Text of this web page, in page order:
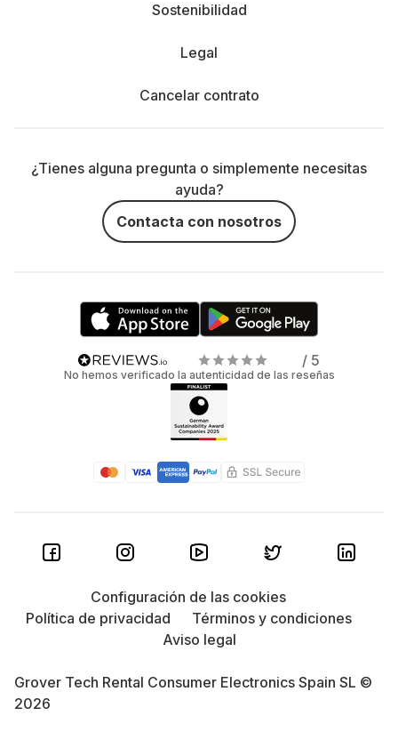
Sostenibilidad
Legal
Cancelar contrato
¿Tienes alguna pregunta o simplemente necesitas
ayuda?
Contacta con nosotros
/ 5
No hemos verificado la autenticidad de las reseñas
Grover Tech Rental Consumer Electronics Spain SL ©
2026
Configuración de las cookies
Política de privacidad
Términos y condiciones
Aviso legal